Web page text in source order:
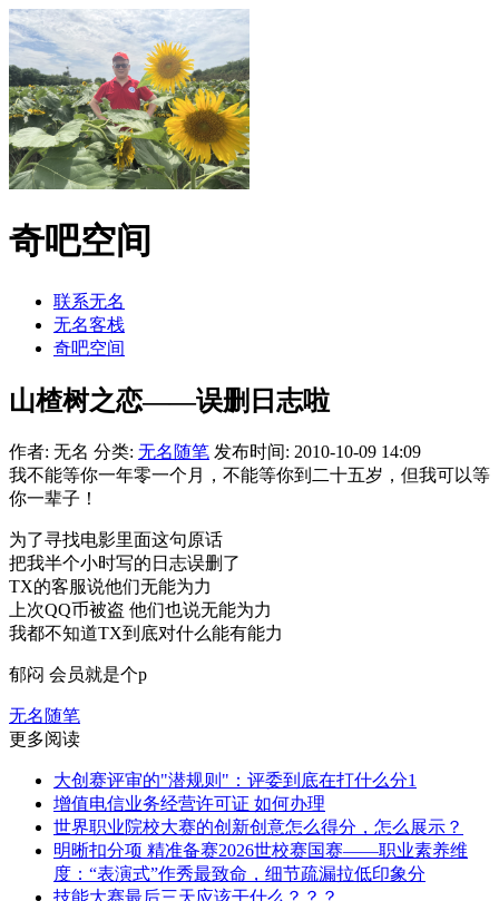
奇吧空间
联系无名
无名客栈
奇吧空间
山楂树之恋——误删日志啦
作者: 无名 分类: 无名随笔 发布时间: 2010-10-09 14:09
我不能等你一年零一个月，不能等你到二十五岁，但我可以等
你一辈子！
为了寻找电影里面这句原话
把我半个小时写的日志误删了
TX的客服说他们无能为力
上次QQ币被盗 他们也说无能为力
我都不知道TX到底对什么能有能力
郁闷 会员就是个p
无名随笔
更多阅读
大创赛评审的"潜规则"：评委到底在打什么分1
增值电信业务经营许可证 如何办理
世界职业院校大赛的创新创意怎么得分，怎么展示？
明晰扣分项 精准备赛2026世校赛国赛——职业素养维
度：“表演式”作秀最致命，细节疏漏拉低印象分
技能大赛最后三天应该干什么？？？